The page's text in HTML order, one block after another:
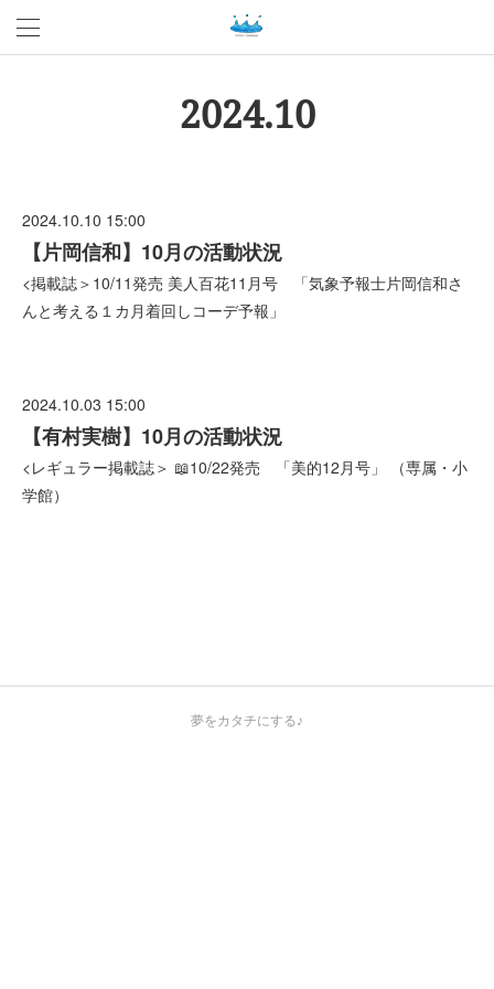
2024.10
2024.10.10 15:00
【片岡信和】10月の活動状況
<掲載誌＞10/11発売 美人百花11月号 「気象予報士片岡信和さ
んと考える１カ月着回しコーデ予報」
2024.10.03 15:00
【有村実樹】10月の活動状況
<レギュラー掲載誌＞ 📖10/22発売 「美的12月号」 （専属・小
学館）
夢をカタチにする♪